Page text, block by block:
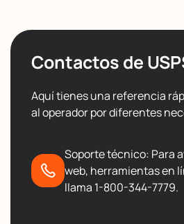
Contactos de
Aquí tienes una referencia
al operador por diferentes
Soporte técnico: Para
web, herramientas en
llama 1-800-344-7779.